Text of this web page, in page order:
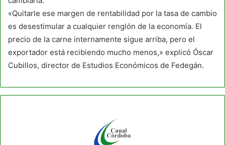
«Quitarle ese margen de rentabilidad por la tasa de cambio
es desestimular a cualquier renglón de la economía. El
precio de la carne internamente sigue arriba, pero el
exportador está recibiendo mucho menos,» explicó Óscar
Cubillos, director de Estudios Económicos de Fedegán.